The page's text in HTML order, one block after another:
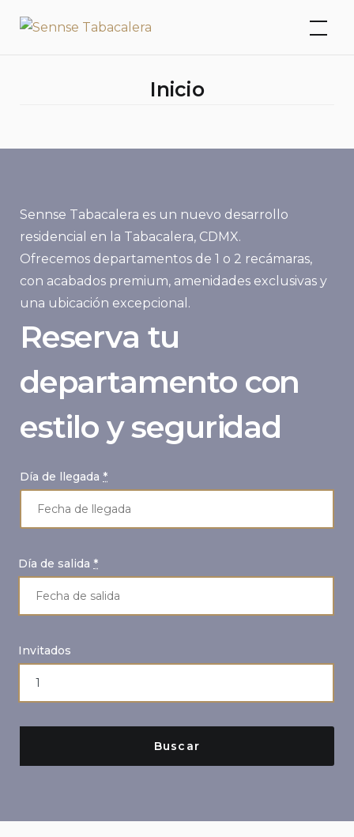
Sennse Tabacalera
Inicio
Sennse Tabacalera es un nuevo desarrollo
residencial en la Tabacalera, CDMX.
Ofrecemos departamentos de 1 o 2 recámaras,
con acabados premium, amenidades exclusivas y
una ubicación excepcional.
Reserva tu
departamento con
estilo y seguridad
Día de llegada *
Día de salida *
Invitados